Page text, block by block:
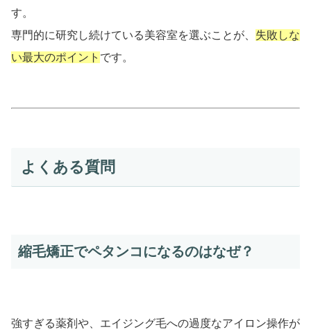
す。
専門的に研究し続けている美容室を選ぶことが、 失敗しな
い最大のポイント です。
よくある質問
縮毛矯正でペタンコになるのはなぜ？
強すぎる薬剤や、エイジング毛への過度なアイロン操作が